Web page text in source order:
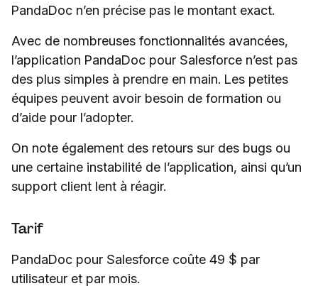
PandaDoc n’en précise pas le montant exact.
Avec de nombreuses fonctionnalités avancées,
l’application PandaDoc pour Salesforce n’est pas
des plus simples à prendre en main. Les petites
équipes peuvent avoir besoin de formation ou
d’aide pour l’adopter.
On note également des retours sur des bugs ou
une certaine instabilité de l’application, ainsi qu’un
support client lent à réagir.
Tarif
PandaDoc pour Salesforce coûte 49 $ par
utilisateur et par mois.